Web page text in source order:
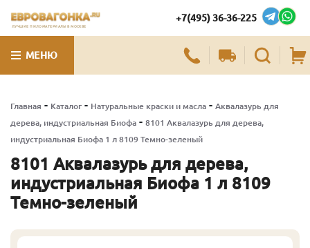
ЛУЧШИЕ ПИЛОМАТЕРИАЛЫ В МОСКВЕ
+7(495) 36-36-225
МЕНЮ
Главная - Каталог - Натуральные краски и масла - Аквалазурь для
дерева, индустриальная Биофа - 8101 Аквалазурь для дерева,
индустриальная Биофа 1 л 8109 Темно-зеленый
8101 Аквалазурь для дерева,
индустриальная Биофа 1 л 8109
Темно-зеленый